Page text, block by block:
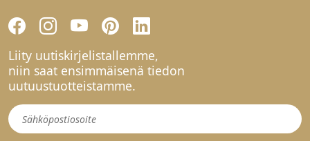
Liity uutiskirjelistallemme,
niin saat ensimmäisenä tiedon
uutuustuotteistamme.
Uutiskirje